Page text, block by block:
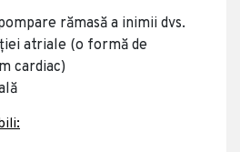
rămasă a inimii dvs.
atriale (o formă de
cardiac)